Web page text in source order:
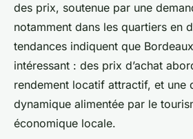
des prix, soutenue par une
notamment dans les quartiers en
tendances indiquent que
intéressant : des prix d’achat
rendement locatif attractif, et une
dynamique alimentée par le
économique locale.